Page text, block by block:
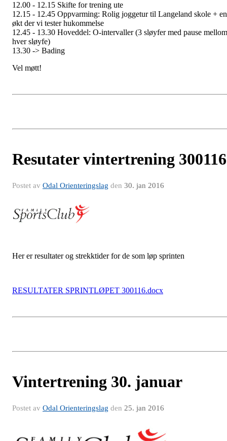
12.00 - 12.15 Skifte for trening ute
12.15 - 12.45 Oppvarming: Rolig joggetur til Langeland skole + en
økt der vi tester hukommelse
12.45 - 13.30 Hoveddel: O-intervaller (3 sløyfer med pause mellom
hver sløyfe)
13.30 -> Bading
Vel møtt!
Resutater vintertrening 300116
Postet av Odal Orienteringslag den 30. jan 2016
Her er resultater og strekktider for de som løp sprinten
RESULTATER SPRINTLØPET 300116.docx
Vintertrening 30. januar
Postet av Odal Orienteringslag den 25. jan 2016